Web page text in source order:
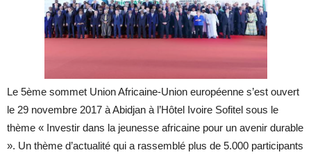
Le 5ème sommet Union Africaine-Union européenne s’est ouvert
le 29 novembre 2017 à Abidjan à l’Hôtel Ivoire Sofitel sous le
thème « Investir dans la jeunesse africaine pour un avenir durable
». Un thème d’actualité qui a rassemblé plus de 5.000 participants